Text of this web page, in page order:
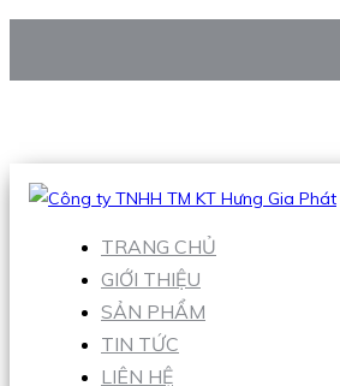
Hotline:0938 906 663
TRANG CHỦ
GIỚI THIỆU
SẢN PHẨM
TIN TỨC
LIÊN HỆ